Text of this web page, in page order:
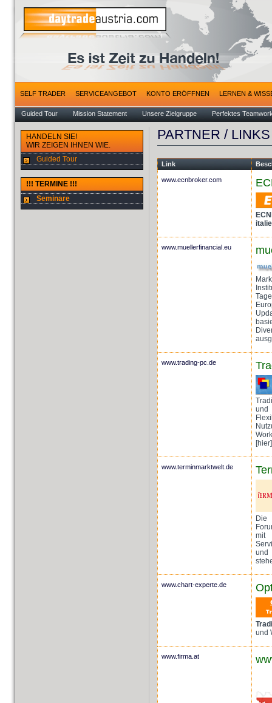
SELF TRADER SERVICEANGEBOT KONTO ERÖFFNEN LERNEN &
Guided Tour Mission Statement Unsere Zielgruppe Perfektes
HANDELN SIE!
WIR ZEIGEN IHNEN WIE.
Guided Tour
!!! TERMINE !!!
Seminare
PARTNER / LINKS
Link
www.ecnbroker.com
www.muellerfinancial.eu
www.trading-pc.de
und
www.terminmarktwelt.de
Die
mit
und
www.chart-experte.de
und
www.firma.at